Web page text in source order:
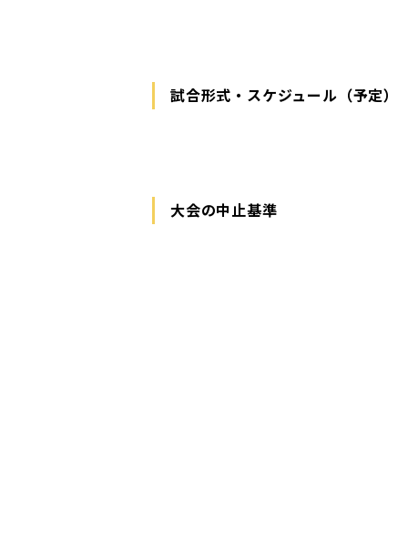
試合形式・スケジュール（予定）
大会の中止基準